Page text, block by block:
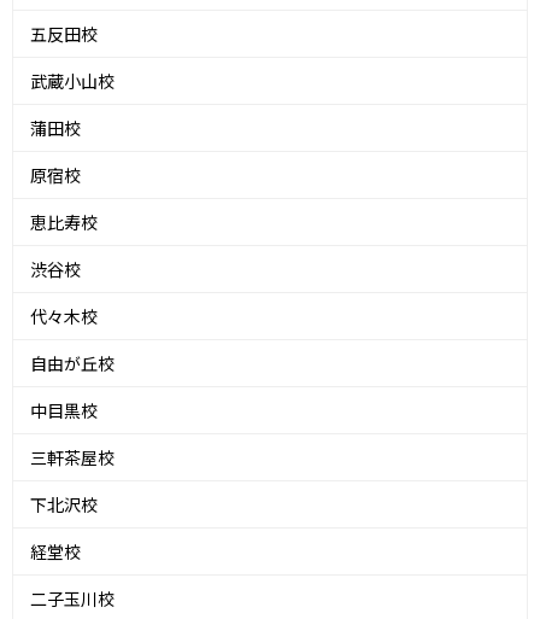
五反田校
武蔵小山校
蒲田校
原宿校
恵比寿校
渋谷校
代々木校
自由が丘校
中目黒校
三軒茶屋校
下北沢校
経堂校
二子玉川校